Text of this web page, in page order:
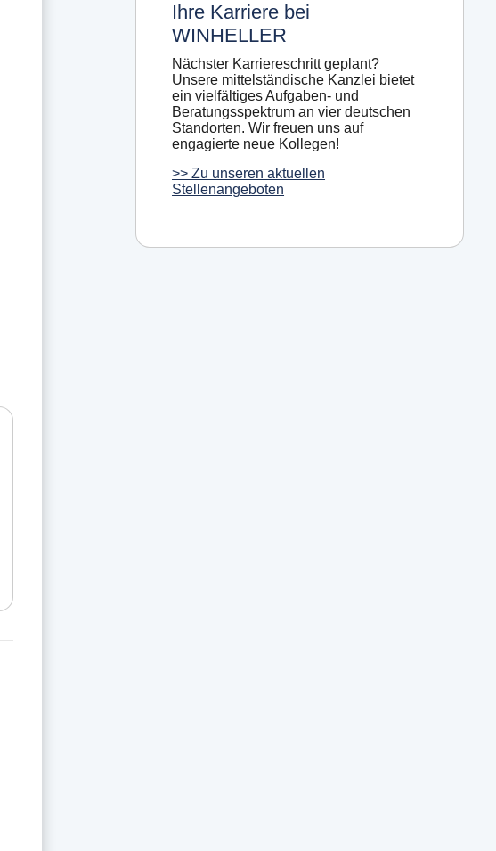
Ihre Karriere bei
WINHELLER
Nächster Karriereschritt geplant?
Unsere mittelständische Kanzlei bietet
ein vielfältiges Aufgaben- und
Beratungsspektrum an vier deutschen
Standorten. Wir freuen uns auf
engagierte neue Kollegen!
>> Zu unseren aktuellen
Stellenangeboten